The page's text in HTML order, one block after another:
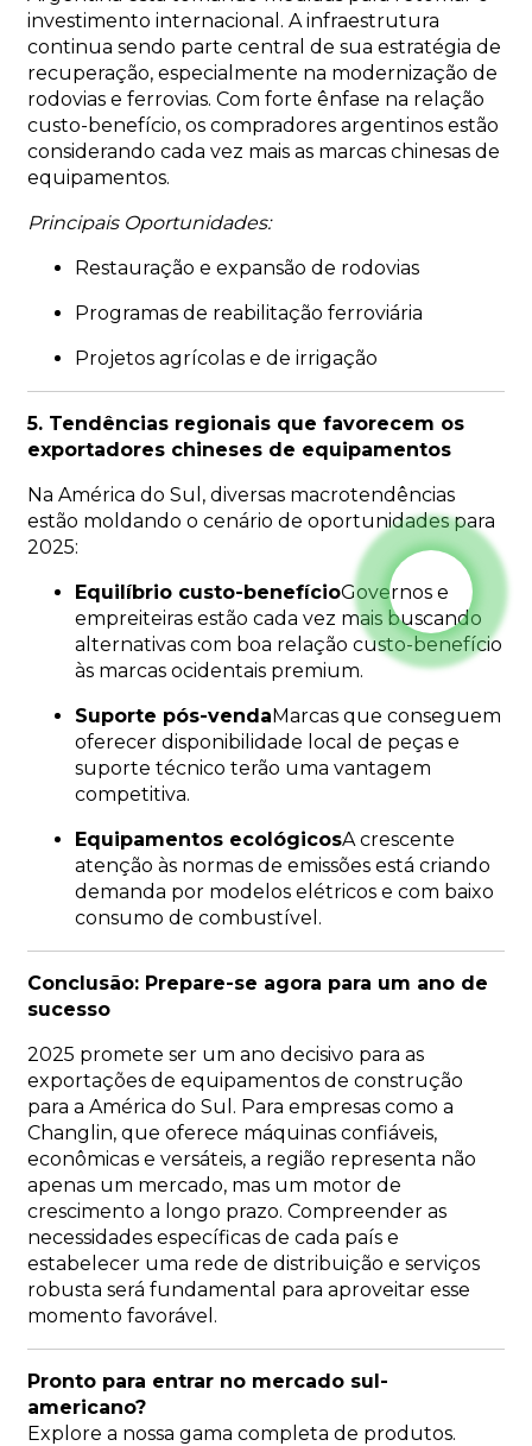
investimento internacional. A infraestrutura
continua sendo parte central de sua estratégia de
recuperação, especialmente na modernização de
rodovias e ferrovias. Com forte ênfase na relação
custo-benefício, os compradores argentinos estão
considerando cada vez mais as marcas chinesas de
equipamentos.
Principais Oportunidades:
Restauração e expansão de rodovias
Programas de reabilitação ferroviária
Projetos agrícolas e de irrigação
5. Tendências regionais que favorecem os
exportadores chineses de equipamentos
Na América do Sul, diversas macrotendências
estão moldando o cenário de oportunidades para
2025:
Equilíbrio custo-benefícioGovernos e
empreiteiras estão cada vez mais buscando
alternativas com boa relação custo-benefício
às marcas ocidentais premium.
Suporte pós-vendaMarcas que conseguem
oferecer disponibilidade local de peças e
suporte técnico terão uma vantagem
competitiva.
Equipamentos ecológicosA crescente
atenção às normas de emissões está criando
demanda por modelos elétricos e com baixo
consumo de combustível.
Conclusão: Prepare-se agora para um ano de
sucesso
2025 promete ser um ano decisivo para as
exportações de equipamentos de construção
para a América do Sul. Para empresas como a
Changlin, que oferece máquinas confiáveis,
econômicas e versáteis, a região representa não
apenas um mercado, mas um motor de
crescimento a longo prazo. Compreender as
necessidades específicas de cada país e
estabelecer uma rede de distribuição e serviços
robusta será fundamental para aproveitar esse
momento favorável.
Pronto para entrar no mercado sul-
americano?
Explore a nossa gama completa de produtos.